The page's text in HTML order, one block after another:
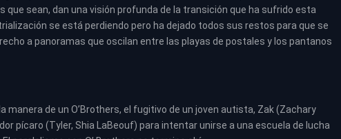
que sean, dan una visión profunda de la transición que ha sufrido esta
se está perdiendo pero ha dejado todos sus restos para que se
a panoramas que oscilan entre las playas de postales y los pantanos
manera de un O’Brothers, el fugitivo de un joven autista, Zak (Zachary
pícaro (Tyler, Shia LaBeouf) para intentar unirse a una escuela de lucha